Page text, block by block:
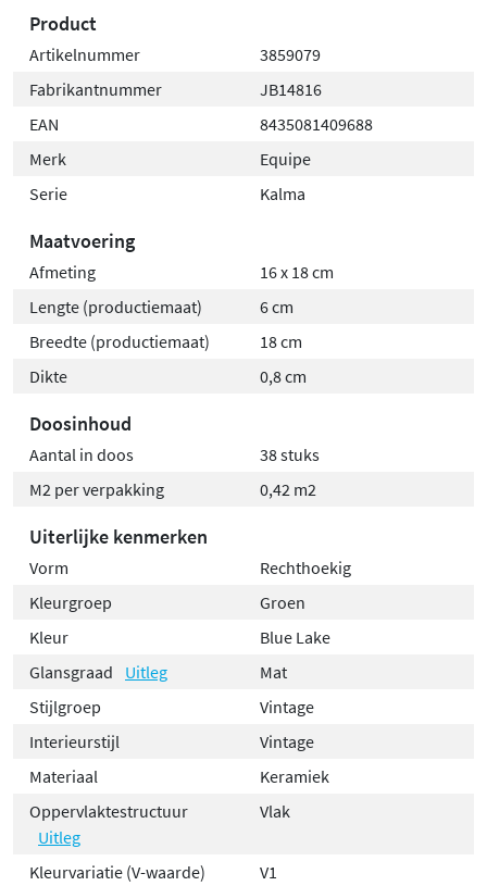
Product
Artikelnummer
3859079
Fabrikantnummer
JB14816
EAN
8435081409688
Merk
Equipe
Serie
Kalma
Maatvoering
Afmeting
16 x 18 cm
Lengte (productiemaat)
6 cm
Breedte (productiemaat)
18 cm
Dikte
0,8 cm
Doosinhoud
Aantal in doos
38 stuks
M2 per verpakking
0,42 m2
Uiterlijke kenmerken
Vorm
Rechthoekig
Kleurgroep
Groen
Kleur
Blue Lake
Glansgraad
Uitleg
Mat
Stijlgroep
Vintage
Interieurstijl
Vintage
Materiaal
Keramiek
Oppervlaktestructuur
Uitleg
Vlak
Kleurvariatie (V-waarde)
V1